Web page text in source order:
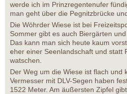
werde ich im Prinzregentenufer
man geht über die Pegnitzbrücke
Die Wöhrder Wiese ist bei
Sommer gibt es auch Biergärten
Das kann man sich heute kaum
eher einer Seenlandschaft und statt
watschen.
Der Weg um die Wiese ist flach und
Vermesser mit DLV-Segen haben
1522 Meter. Am äußersten Zipfel